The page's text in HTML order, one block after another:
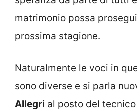
matrimonio possa
prossima stagione.
Naturalmente le voci in
sono diverse e si parla
Allegri al posto del